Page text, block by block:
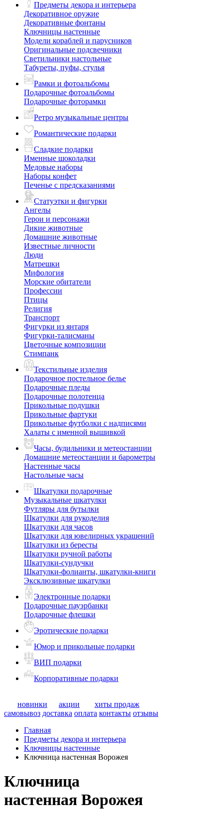
Предметы декора и интерьера
Декоративное оружие
Декоративные фонтаны
Ключницы настенные
Модели кораблей и парусников
Оригинальные подсвечники
Светильники настольные
Табуреты, пуфы, стулья
Рамки и фотоальбомы
Подарочные фотоальбомы
Подарочные фоторамки
Ретро музыкальные центры
Романтические подарки
Сладкие подарки
Именные шоколадки
Медовые наборы
Наборы конфет
Печенье с предсказаниями
Статуэтки и фигурки
Ангелы
Герои и персонажи
Дикие животные
Домашние животные
Известные личности
Люди
Матрешки
Мифология
Морские обитатели
Профессии
Птицы
Религия
Транспорт
Фигурки из янтаря
Фигурки-талисманы
Цветочные композиции
Стимпанк
Текстильные изделия
Подарочное постельное белье
Подарочные пледы
Подарочные полотенца
Прикольные подушки
Прикольные фартуки
Прикольные футболки с надписями
Халаты с именной вышивкой
Часы, будильники и метеостанции
Домашние метеостанции и барометры
Настенные часы
Настольные часы
Шкатулки подарочные
Музыкальные шкатулки
Футляры для бутылки
Шкатулки для рукоделия
Шкатулки для часов
Шкатулки для ювелирных украшений
Шкатулки из бересты
Шкатулки ручной работы
Шкатулки-сундучки
Шкатулки-фолианты, шкатулки-книги
Эксклюзивные шкатулки
Электронные подарки
Подарочные пауэрбанки
Подарочные флешки
Эротические подарки
Юмор и прикольные подарки
ВИП подарки
Корпоративные подарки
новинки акции
хиты продаж
самовывоз доставка оплата контакты отзывы
Главная
Предметы декора и интерьера
Ключницы настенные
Ключница настенная Ворожея
Ключница
настенная Ворожея